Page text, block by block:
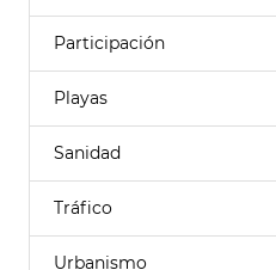
Participación
Playas
Sanidad
Tráfico
Urbanismo